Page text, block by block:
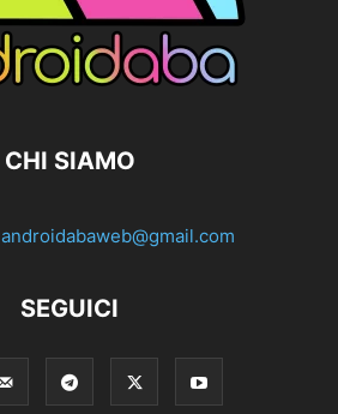
CHI SIAMO
androidabaweb@gmail.com
SEGUICI